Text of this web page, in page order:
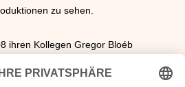
zu sehen.
ihren Kollegen Gregor Bloéb